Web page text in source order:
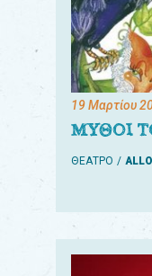
19 Μαρτίου
ΜΥΘΟΙ
ΘΕΑΤΡΟ